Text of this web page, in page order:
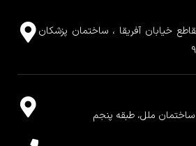
خیابان آفریقا ، ساختمان پزشکان
ساختمان ملل، طبقه پنجم